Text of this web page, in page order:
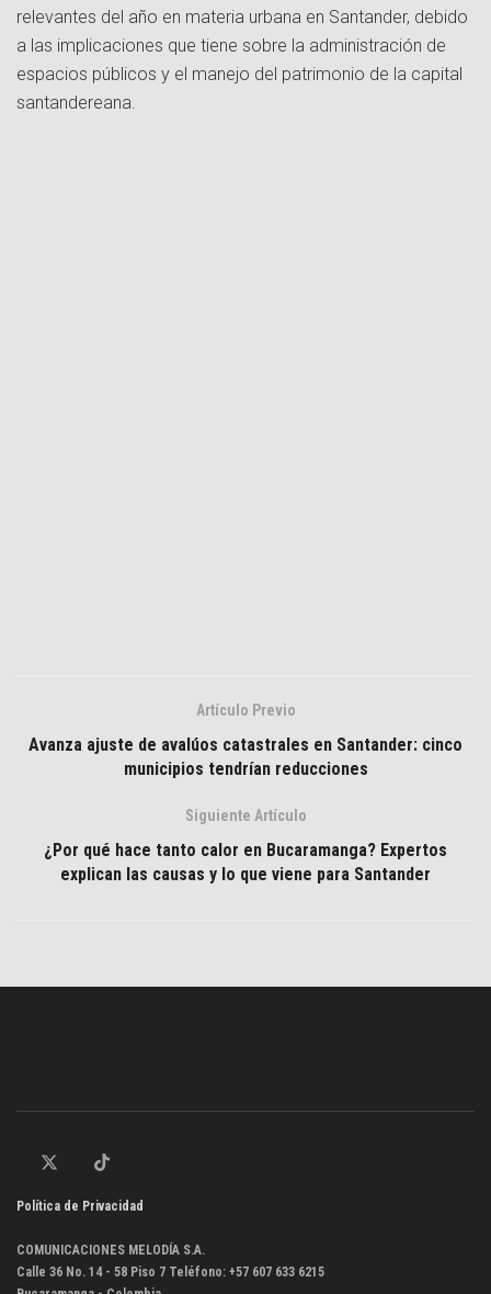
relevantes del año en materia urbana en Santander, debido
a las implicaciones que tiene sobre la administración de
espacios públicos y el manejo del patrimonio de la capital
santandereana.
Artículo Previo
Avanza ajuste de avalúos catastrales en Santander: cinco
municipios tendrían reducciones
Siguiente Artículo
¿Por qué hace tanto calor en Bucaramanga? Expertos
explican las causas y lo que viene para Santander
Política de Privacidad
COMUNICACIONES MELODÍA S.A.
Calle 36 No. 14 - 58 Piso 7 Teléfono: +57 607 633 6215